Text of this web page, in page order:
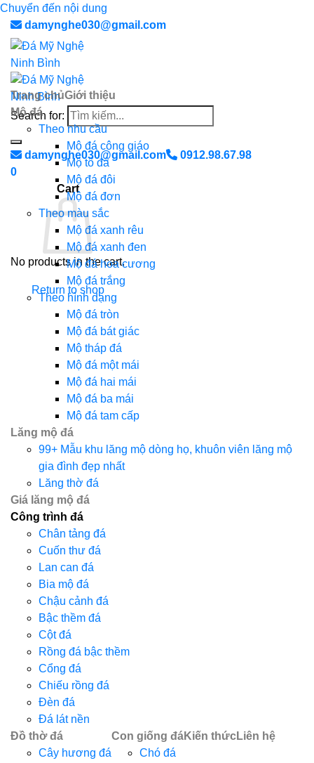
Chuyển đến nội dung
damynghe030@gmail.com
Search for:
damynghe030@gmail.com
0912.98.67.98
0
Cart
No products in the cart.
Return to shop
Trang chủGiới thiệu
Mộ đá
Theo nhu cầu
Mộ đá công giáo
Mộ tổ đá
Mộ đá đôi
Mộ đá đơn
Theo màu sắc
Mộ đá xanh rêu
Mộ đá xanh đen
Mộ đá hoa cương
Mộ đá trắng
Theo hình dạng
Mộ đá tròn
Mộ đá bát giác
Mộ tháp đá
Mộ đá một mái
Mộ đá hai mái
Mộ đá ba mái
Mộ đá tam cấp
Lăng mộ đá
99+ Mẫu khu lăng mộ dòng họ, khuôn viên lăng mộ
gia đình đẹp nhất
Lăng thờ đá
Giá lăng mộ đá
Công trình đá
Chân tảng đá
Cuốn thư đá
Lan can đá
Bia mộ đá
Chậu cảnh đá
Bậc thềm đá
Cột đá
Rồng đá bậc thềm
Cổng đá
Chiếu rồng đá
Đèn đá
Đá lát nền
Đồ thờ đá
Cây hương đá
Con giống đá
Chó đá
Kiến thứcLiên hệ